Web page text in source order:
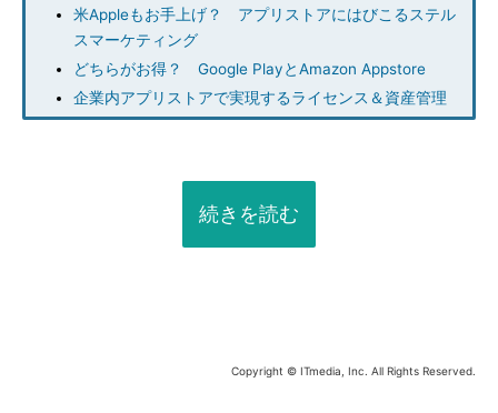
米Appleもお手上げ？ アプリストアにはびこるステル
スマーケティング
どちらがお得？ Google PlayとAmazon Appstore
企業内アプリストアで実現するライセンス＆資産管理
続きを読む
Copyright © ITmedia, Inc. All Rights Reserved.